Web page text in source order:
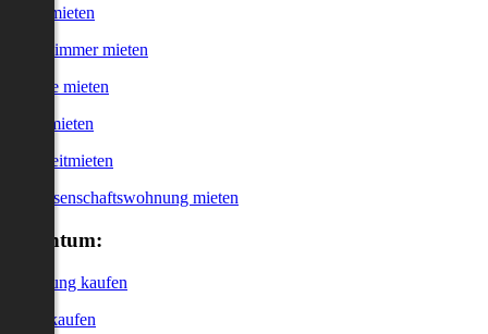
Haus mieten
WG-Zimmer mieten
Garage mieten
Büro mieten
Kurzzeitmieten
Genossenschaftswohnung mieten
Eigentum:
Wohnung kaufen
Haus kaufen